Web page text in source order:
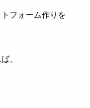
フォーム作りを
、